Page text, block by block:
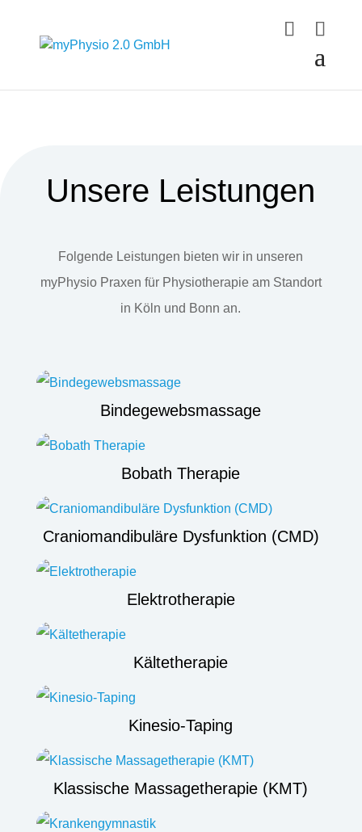
Unsere Leistungen
Folgende Leistungen bieten wir in unseren
myPhysio Praxen für Physiotherapie am Standort
in Köln und Bonn an.
Bindegewebsmassage
Bobath Therapie
Craniomandibuläre Dysfunktion (CMD)
Elektrotherapie
Kältetherapie
Kinesio-Taping
Klassische Massagetherapie (KMT)